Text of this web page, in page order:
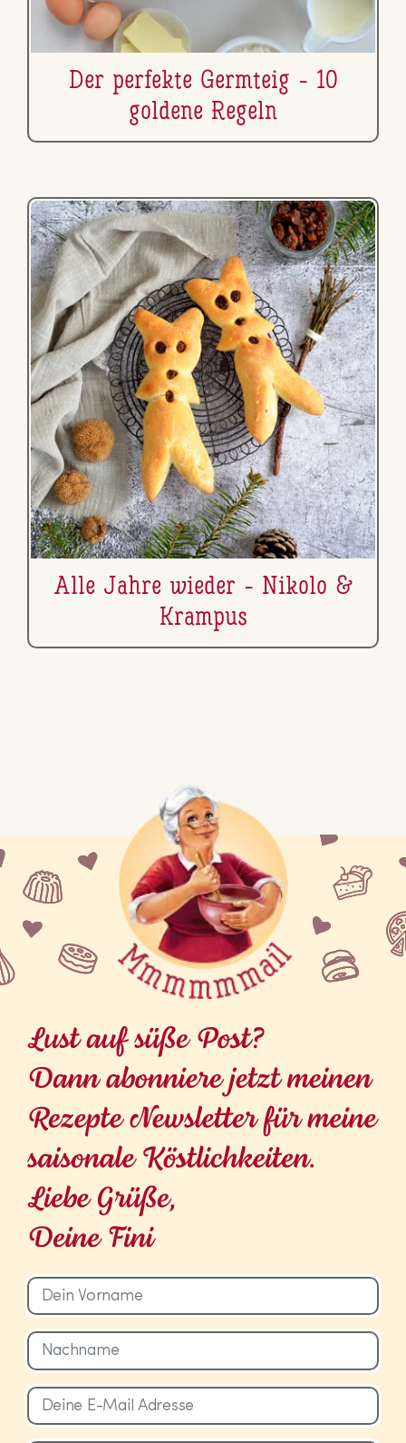
Der perfekte Germteig - 10
goldene Regeln
Alle Jahre wieder - Nikolo &
Krampus